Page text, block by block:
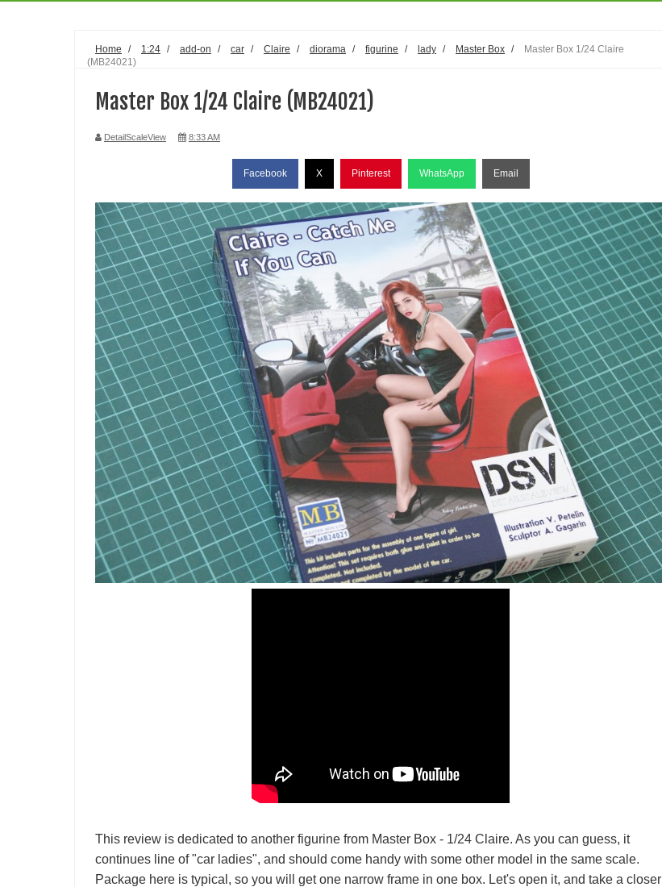
Home / 1:24 / add-on / car / Claire / diorama / figurine / lady / Master Box /
Master Box 1/24 Claire
(MB24021)
Master Box 1/24 Claire (MB24021)
DetailScaleView 8:33 AM
Facebook X Pinterest WhatsApp Email
This review is dedicated to another figurine from Master Box - 1/24 Claire. As you can guess, it
continues line of "car ladies", and should come handy with some other model in the same scale.
Package here is typical, so you will get one narrow frame in one box. Let's open it, and take a closer